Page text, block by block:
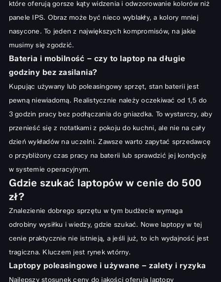
które oferują gorsze kąty widzenia i odwzorowanie kolorów niż
panele IPS. Obraz może być nieco wyblakły, a kolory mniej
nasycone. To jeden z największych kompromisów, na jakie
musimy się zgodzić.
Bateria i mobilność – czy to laptop na długie
godziny bez zasilania?
Kupując używany lub poleasingowy sprzęt, stan baterii jest
pewną niewiadomą. Realistycznie należy oczekiwać od 1,5 do
3 godzin pracy bez podłączania do gniazdka. To wystarczy, aby
przenieść się z notatkami z pokoju do kuchni, ale nie na cały
dzień wykładów na uczelni. Zawsze warto zapytać sprzedawcę
o przybliżony czas pracy na baterii lub sprawdzić jej kondycję
w systemie operacyjnym.
Gdzie szukać laptopów w cenie do 500
zł?
Znalezienie dobrego sprzętu w tym budżecie wymaga
odrobiny wysiłku i wiedzy, gdzie szukać. Nowe laptopy w tej
cenie praktycznie nie istnieją, a jeśli już, to ich wydajność jest
tragiczna. Kluczem jest rynek wtórny.
Laptopy poleasingowe i używane – zalety i ryzyka
Najlepszy stosunek ceny do jakości oferują laptopy